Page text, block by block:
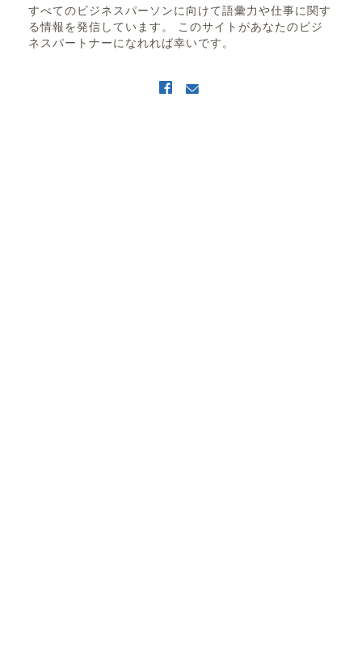
すべてのビジネスパーソンに向けて語彙力や仕事に関す
る情報を発信しています。 このサイトがあなたのビジ
ネスパートナーになれれば幸いです。